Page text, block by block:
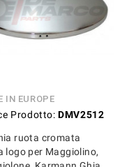
IN EUROPE
Prodotto: DMV2512
ruota cromata
logo per Maggiolino,